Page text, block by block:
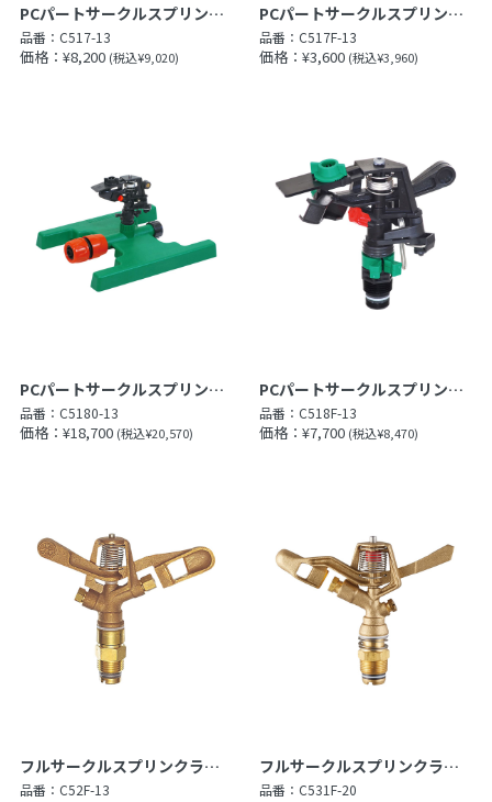
PCパートサークルスプリンクラー
品番： C517-13
価格：¥8,200 (税込¥9,020)
PCパートサークルスプリンクラー上部
品番：C517F-13
価格：¥3,600 (税込¥3,960)
PCパートサークルスプリンクラー
品番： C5180-13
価格：¥18,700 (税込¥20,570)
PCパートサークルスプリンクラー上部
品番：C518F-13
価格：¥7,700 (税込¥8,470)
フルサークルスプリンクラー上部
品番： C52F-13
フルサークルスプリンクラー上部
品番：C531F-20